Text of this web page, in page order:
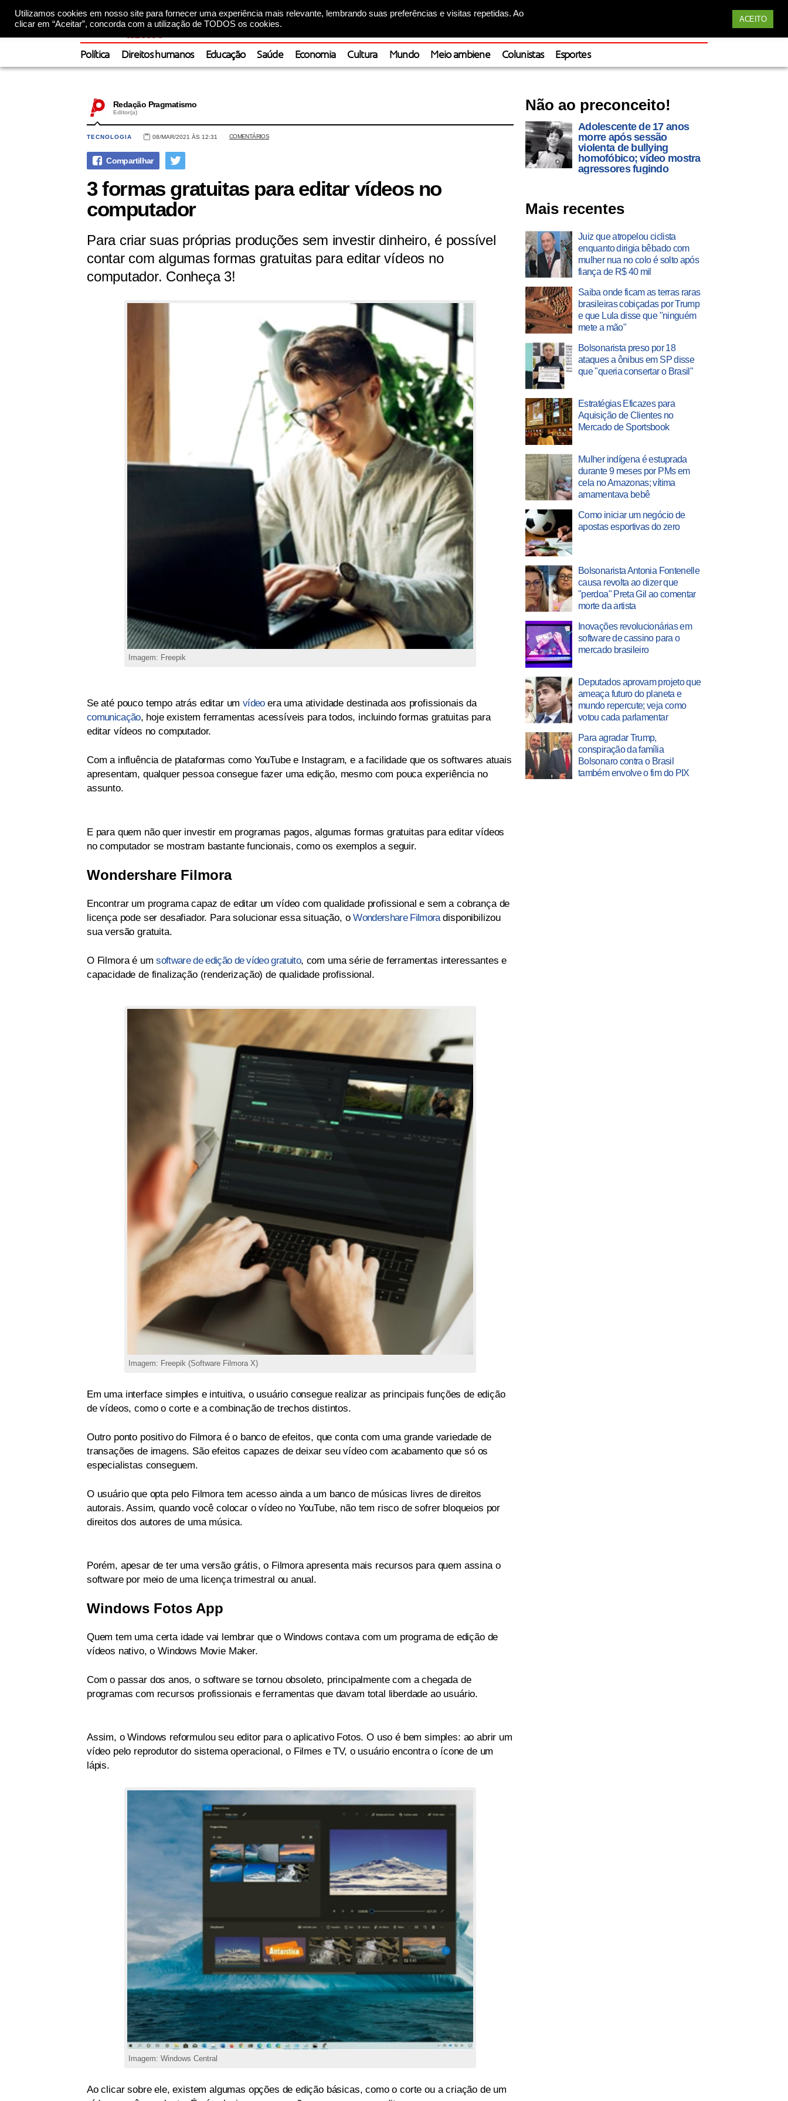
Utilizamos cookies em nosso site para fornecer uma experiência mais relevante, lembrando suas preferências e visitas repetidas. Ao
clicar em “Aceitar”, concorda com a utilização de TODOS os cookies.
ACEITO
Política Direitos humanos Educação Saúde Economia Cultura Mundo Meio ambiene Colunistas Esportes
Redação Pragmatismo
Editor(a)
TECNOLOGIA 08/MAR/2021 ÀS 12:31 COMENTÁRIOS
3 formas gratuitas para editar vídeos no
computador
Para criar suas próprias produções sem investir dinheiro, é possível
contar com algumas formas gratuitas para editar vídeos no
computador. Conheça 3!
Imagem: Freepik
Se até pouco tempo atrás editar umvídeo era uma atividade destinada aos profissionais da
comunicação, hoje existem ferramentas acessíveis para todos, incluindo formas gratuitas para
editar vídeos no computador.
Com a influência de plataformas como YouTube e Instagram, e a facilidade que os softwares atuais
apresentam, qualquer pessoa consegue fazer uma edição, mesmo com pouca experiência no
assunto.
E para quem não quer investir em programas pagos, algumas formas gratuitas para editar vídeos
no computador se mostram bastante funcionais, como os exemplos a seguir.
Wondershare Filmora
Encontrar um programa capaz de editar um vídeo com qualidade profissional e sem a cobrança de
licença pode ser desafiador. Para solucionar essa situação, oWondershare Filmoradisponibilizou
sua versão gratuita.
O Filmora é umsoftware de edição de vídeo gratuito, com uma série de ferramentas interessantes e
capacidade de finalização (renderização) de qualidade profissional.
Imagem: Freepik (Software Filmora X)
Em uma interface simples e intuitiva, o usuário consegue realizar as principais funções de edição
de vídeos, como o corte e a combinação de trechos distintos.
Outro ponto positivo do Filmora é o banco de efeitos, que conta com uma grande variedade de
transações de imagens. São efeitos capazes de deixar seu vídeo com acabamento que só os
especialistas conseguem.
O usuário que opta pelo Filmora tem acesso ainda a um banco de músicas livres de direitos
autorais. Assim, quando você colocar o vídeo no YouTube, não tem risco de sofrer bloqueios por
direitos dos autores de uma música.
Porém, apesar de ter uma versão grátis, o Filmora apresenta mais recursos para quem assina o
software por meio de uma licença trimestral ou anual.
Windows Fotos App
Quem tem uma certa idade vai lembrar que o Windows contava com um programa de edição de
vídeos nativo, o Windows Movie Maker.
Com o passar dos anos, o software se tornou obsoleto, principalmente com a chegada de
programas com recursos profissionais e ferramentas que davam total liberdade ao usuário.
Assim, o Windows reformulou seu editor para o aplicativo Fotos. O uso é bem simples: ao abrir um
vídeo pelo reprodutor do sistema operacional, o Filmes e TV, o usuário encontra o ícone de um
lápis.
Imagem: Windows Central
Ao clicar sobre ele, existem algumas opções de edição básicas, como o corte ou a criação de um
Não ao preconceito!
Adolescente de 17 anos
morre após sessão
violenta de bullying
homofóbico; vídeo mostra
agressores fugindo
Mais recentes
Juiz que atropelou ciclista
enquanto dirigia bêbado com
mulher nua no colo é solto após
fiança de R$ 40 mil
Saiba onde ficam as terras raras
brasileiras cobiçadas por Trump
e que Lula disse que "ninguém
mete a mão"
Bolsonarista preso por 18
ataques a ônibus em SP disse
que "queria consertar o Brasil"
Estratégias Eficazes para
Aquisição de Clientes no
Mercado de Sportsbook
Mulher indígena é estuprada
durante 9 meses por PMs em
cela no Amazonas; vítima
amamentava bebê
Como iniciar um negócio de
apostas esportivas do zero
Bolsonarista Antonia Fontenelle
causa revolta ao dizer que
"perdoa" Preta Gil ao comentar
morte da artista
Inovações revolucionárias em
software de cassino para o
mercado brasileiro
Deputados aprovam projeto que
ameaça futuro do planeta e
mundo repercute; veja como
votou cada parlamentar
Para agradar Trump,
conspiração da família
Bolsonaro contra o Brasil
também envolve o fim do PIX